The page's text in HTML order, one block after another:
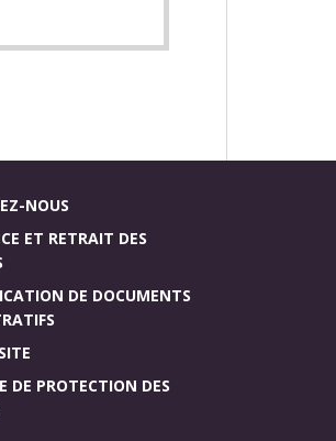
NOUS
ET RETRAIT DES
DE DOCUMENTS
DE PROTECTION DES